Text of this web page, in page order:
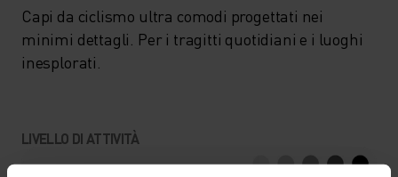
Capi da ciclismo ultra comodi progettati nei
minimi dettagli. Per i tragitti quotidiani e i luoghi
inesplorati.
LIVELLO DI ATTIVITÀ